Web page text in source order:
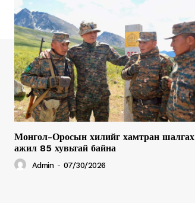
Монгол-Оросын хилийг хамтран шалгах
ажил 85 хувьтай байна
Admin - 07/30/2026